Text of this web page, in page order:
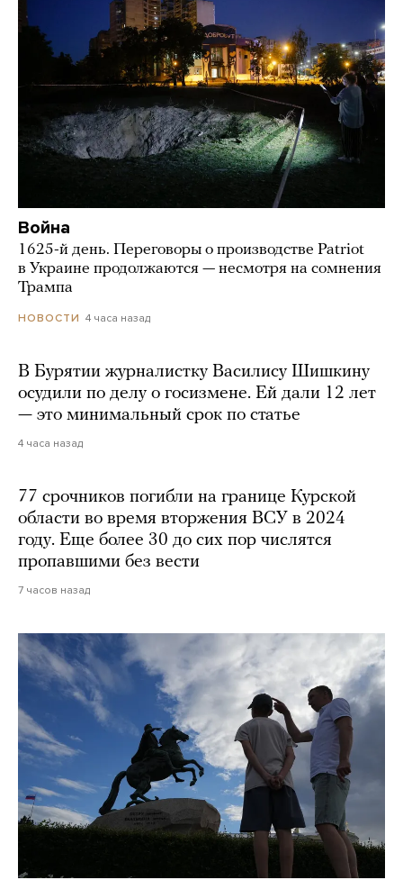
Война
1625-й день. Переговоры о производстве Patriot
в Украине продолжаются — несмотря на сомнения
Трампа
НОВОСТИ 4 часа назад
В Бурятии журналистку Василису Шишкину
осудили по делу о госизмене. Ей дали 12 лет
— это минимальный срок по статье
4 часа назад
77 срочников погибли на границе Курской
области во время вторжения ВСУ в 2024
году. Еще более 30 до сих пор числятся
пропавшими без вести
7 часов назад